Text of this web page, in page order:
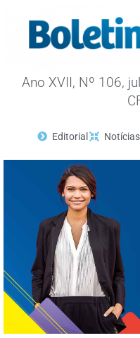
Ano XVII, Nº 106,
Editorial